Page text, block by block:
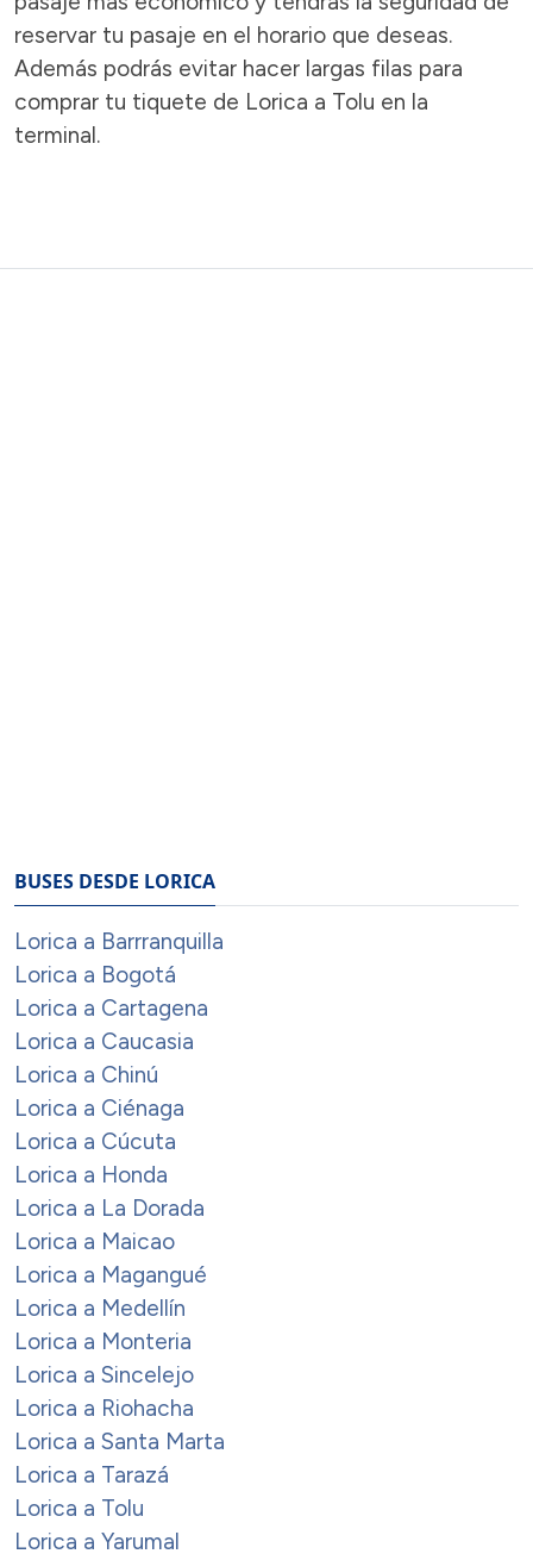
reservar tu pasaje en el horario que deseas.
Además podrás evitar hacer largas filas para
comprar tu tiquete de Lorica a Tolu en la
terminal.
BUSES DESDE LORICA
Lorica a Barrranquilla
Lorica a Bogotá
Lorica a Cartagena
Lorica a Caucasia
Lorica a Chinú
Lorica a Ciénaga
Lorica a Cúcuta
Lorica a Honda
Lorica a La Dorada
Lorica a Maicao
Lorica a Magangué
Lorica a Medellín
Lorica a Monteria
Lorica a Sincelejo
Lorica a Riohacha
Lorica a Santa Marta
Lorica a Tarazá
Lorica a Tolu
Lorica a Yarumal